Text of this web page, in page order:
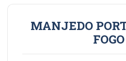
MANJEDO
FOGO